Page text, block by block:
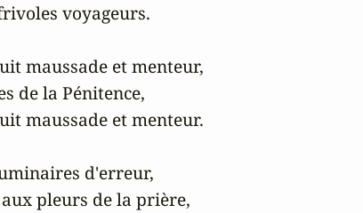
voyageurs.
maussade et menteur,
de la Pénitence,
maussade et menteur.
d'erreur,
pleurs de la prière,